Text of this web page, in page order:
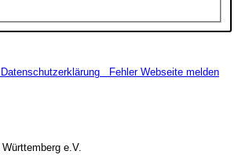
Datenschutzerklärung Fehler Webseite melden
e.V.